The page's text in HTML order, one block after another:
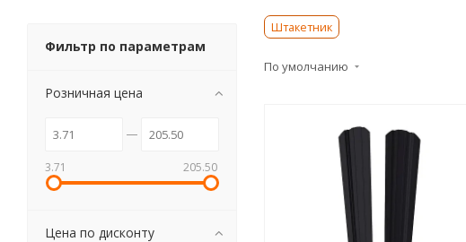
Штакетник
По умолчанию
Фильтр по параметрам
Розничная цена
3.71 205.50
Цена по дисконту